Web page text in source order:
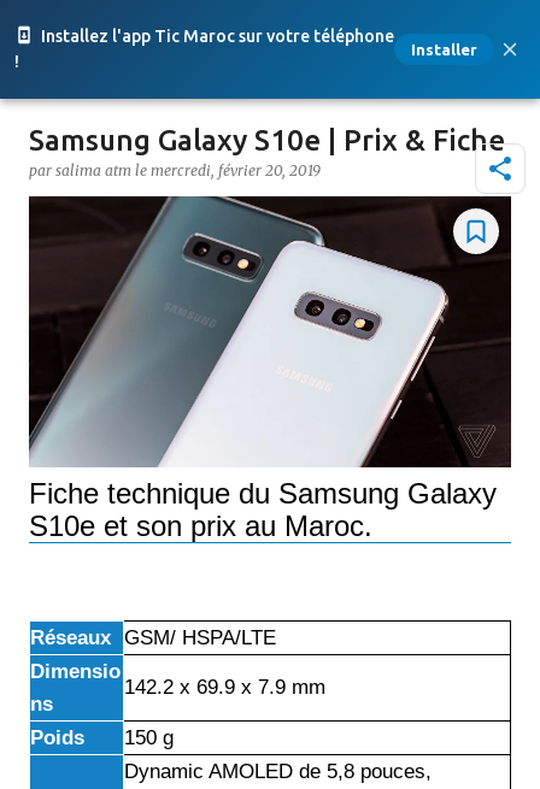
Installez l'app Tic Maroc sur votre téléphone
!
Installer
Accéder au contenu principal
Samsung Galaxy S10e | Prix & Fiche
par salima atm le mercredi, février 20, 2019
Fiche technique du Samsung Galaxy
S10e et son prix au Maroc.
Réseaux GSM/ HSPA/LTE
Dimensio
ns
142.2 x 69.9 x 7.9 mm
Poids 150 g
Dynamic AMOLED de 5,8 pouces,